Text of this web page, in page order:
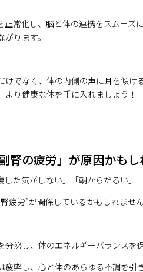
常化し、脳と体の連携をスムー
ります。
でなく、体の内側の声に耳を傾
り健康な体を手に入れましょう！
腎の疲労」が原因かもし
した気がしない」「朝からだるい
疲労”が関係しているかもしれません
泌し、体のエネルギーバランスを
弊し、心と体のあらゆる不調を引